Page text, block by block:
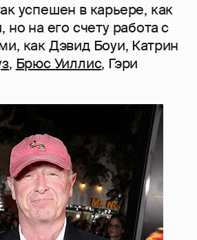
успешен в карьере, как
но на его счету работа с
как Дэвид Боуи, Катрин
, Брюс Уиллис, Гэри